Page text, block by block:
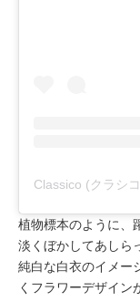
植物標本のように、
淡くぼかしてあしら
純白な白衣のイメー
くフラワーデザイン